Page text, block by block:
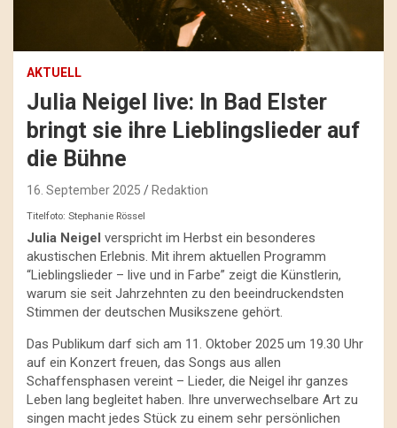
AKTUELL
Julia Neigel live: In Bad Elster
bringt sie ihre Lieblingslieder auf
die Bühne
16. September 2025 Redaktion
Titelfoto: Stephanie Rössel
Julia Neigel verspricht im Herbst ein besonderes
akustischen Erlebnis. Mit ihrem aktuellen Programm
“Lieblingslieder – live und in Farbe” zeigt die Künstlerin,
warum sie seit Jahrzehnten zu den beeindruckendsten
Stimmen der deutschen Musikszene gehört.
Das Publikum darf sich am 11. Oktober 2025 um 19.30 Uhr
auf ein Konzert freuen, das Songs aus allen
Schaffensphasen vereint – Lieder, die Neigel ihr ganzes
Leben lang begleitet haben. Ihre unverwechselbare Art zu
singen macht jedes Stück zu einem sehr persönlichen